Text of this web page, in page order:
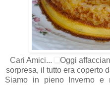
Cari Amici...
Oggi
sorpresa, il tutto era coperto
Siamo in pieno Inverno